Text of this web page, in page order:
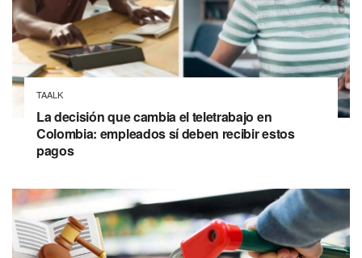
TAALK
La decisión que cambia el teletrabajo en
Colombia: empleados sí deben recibir estos
pagos